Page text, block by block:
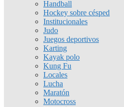
Handball
Hockey sobre césped
Institucionales
Judo
Juegos deportivos
Karting
Kayak polo
Kung Fu
Locales
Lucha
Maratón
Motocross